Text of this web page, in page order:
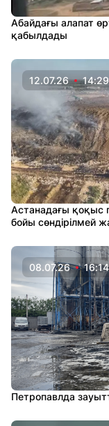
Абайдағы алапат
қабылдады
12.07.26 14:29
Астанадағы қоқыс
бойы сөндірілмей
08.07.26 16:14
Петропавлда